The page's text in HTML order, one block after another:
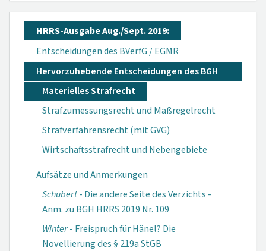
HRRS-Ausgabe Aug./Sept. 2019:
Entscheidungen des BVerfG / EGMR
Hervorzuhebende Entscheidungen des BGH
Materielles Strafrecht
Strafzumessungsrecht und Maßregelrecht
Strafverfahrensrecht (mit GVG)
Wirtschaftsstrafrecht und Nebengebiete
Aufsätze und Anmerkungen
Schubert- Die andere Seite des Verzichts -
Anm. zu BGH HRRS 2019 Nr. 109
Winter- Freispruch für Hänel? Die
Novellierung des § 219a StGB